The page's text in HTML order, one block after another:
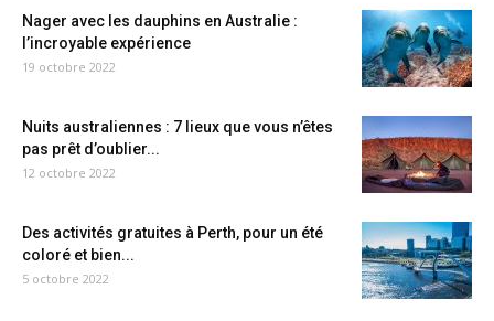
Nager avec les dauphins en Australie :
l’incroyable expérience
19 octobre 2022
Nuits australiennes : 7 lieux que vous n’êtes
pas prêt d’oublier...
12 octobre 2022
Des activités gratuites à Perth, pour un été
coloré et bien...
5 octobre 2022